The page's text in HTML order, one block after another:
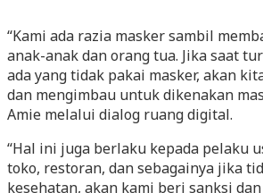
“Kami ada razia masker sambil
anak-anak dan orang tua. Jika saat
ada yang tidak pakai masker, akan
dan mengimbau untuk dikenakan
Amie melalui dialog ruang digital.
“Hal ini juga berlaku kepada pelaku
toko, restoran, dan sebagainya jika
kesehatan, akan kami beri sanksi